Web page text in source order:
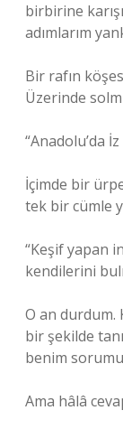
birbirine
adımlarım
Bir rafın
Üzerinde
“Anadolu’da
İçimde bir
tek bir cümle
“Keşif yapan
kendilerini
O an durdum.
bir şekilde
benim sorumu
Ama hâlâ